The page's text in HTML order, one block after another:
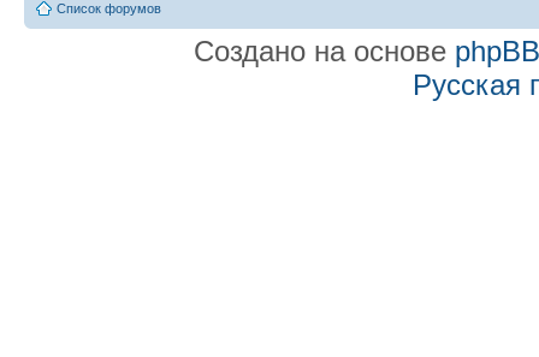
Список форумов
Создано на основе phpBB
Русская